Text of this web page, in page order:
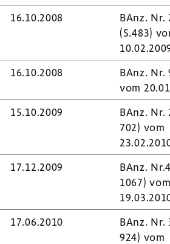
16.10.2008
BAnz. Nr.
(S.483)
16.10.2008
BAnz. Nr.
vom
15.10.2009
BAnz. Nr.
702) vom
17.12.2009
BAnz.
1067) vom
17.06.2010
BAnz. Nr.
924) vom